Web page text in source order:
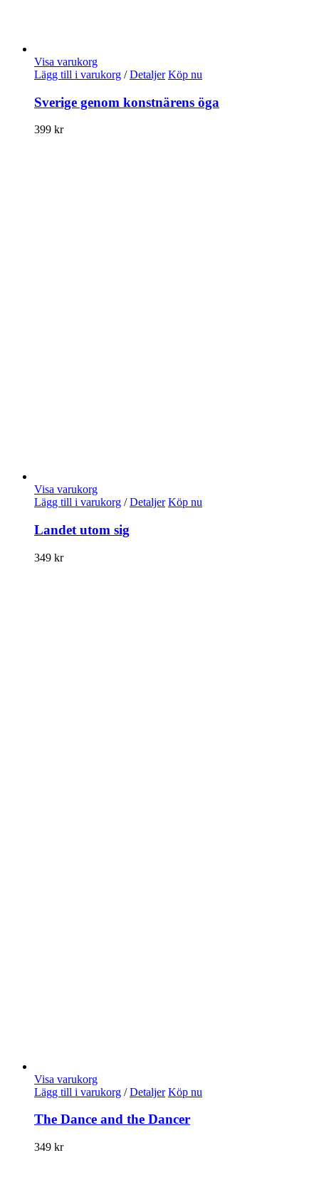
Visa varukorg
Lägg till i varukorg / Detaljer Köp nu
Sverige genom konstnärens öga
399 kr
Visa varukorg
Lägg till i varukorg / Detaljer Köp nu
Landet utom sig
349 kr
Visa varukorg
Lägg till i varukorg / Detaljer Köp nu
The Dance and the Dancer
349 kr